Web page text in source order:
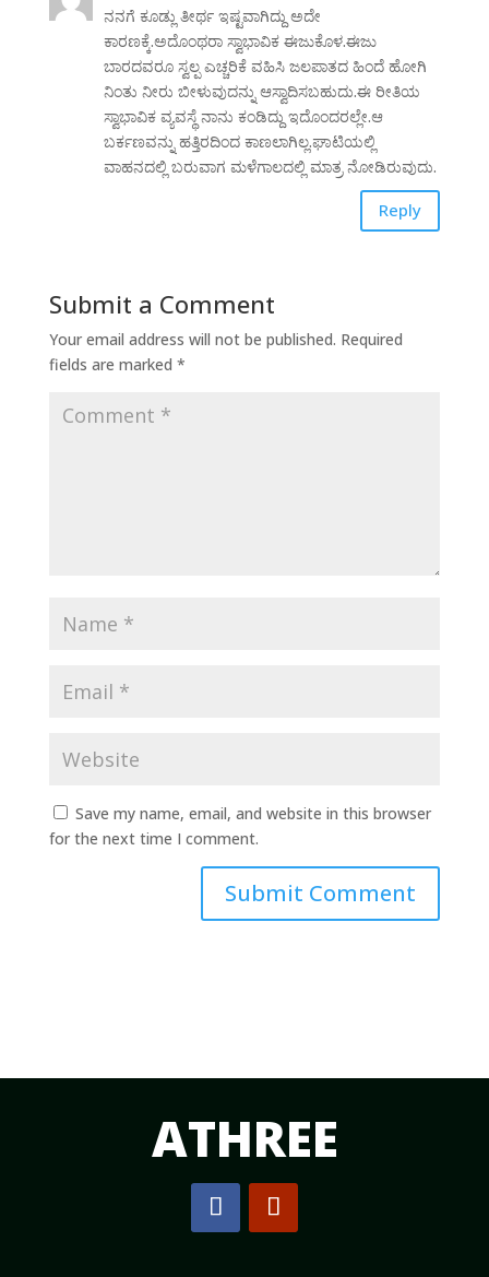
ನನಗೆ ಕೂಡ್ಲು ತೀರ್ಥ ಇಷ್ಟವಾಗಿದ್ದು ಅದೇ
ಕಾರಣಕ್ಕೆ.ಅದೊಂಥರಾ ಸ್ವಾಭಾವಿಕ ಈಜುಕೊಳ.ಈಜು
ಬಾರದವರೂ ಸ್ವಲ್ಪ ಎಚ್ಚರಿಕೆ ವಹಿಸಿ ಜಲಪಾತದ ಹಿಂದೆ ಹೋಗಿ
ನಿಂತು ನೀರು ಬೀಳುವುದನ್ನು ಆಸ್ವಾದಿಸಬಹುದು.ಈ ರೀತಿಯ
ಸ್ವಾಭಾವಿಕ ವ್ಯವಸ್ಥೆ ನಾನು ಕಂಡಿದ್ದು ಇದೊಂದರಲ್ಲೇ.ಆ
ಬರ್ಕಣವನ್ನು ಹತ್ತಿರದಿಂದ ಕಾಣಲಾಗಿಲ್ಲ.ಘಾಟಿಯಲ್ಲಿ
ವಾಹನದಲ್ಲಿ ಬರುವಾಗ ಮಳೆಗಾಲದಲ್ಲಿ ಮಾತ್ರ ನೋಡಿರುವುದು.
Reply
Submit a Comment
Your email address will not be published. Required
fields are marked *
Save my name, email, and website in this browser
for the next time I comment.
Submit Comment
ATHREE